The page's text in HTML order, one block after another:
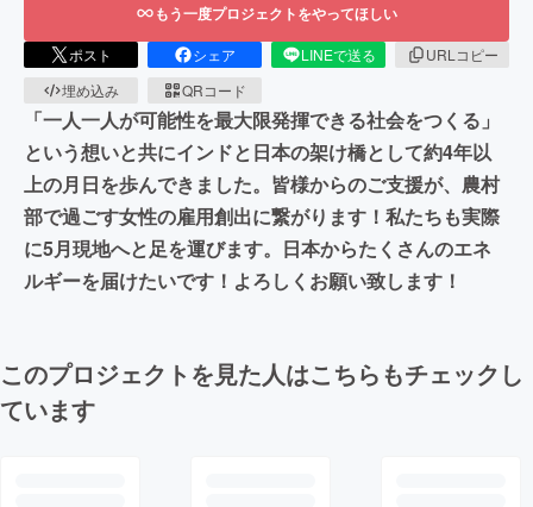
もう一度プロジェクトをやってほしい
ポスト シェア LINEで送る
URLコピー
埋め込み
QRコード
「一人一人が可能性を最大限発揮できる社会をつくる」
という想いと共にインドと日本の架け橋として約4年以
上の月日を歩んできました。皆様からのご支援が、農村
部で過ごす女性の雇用創出に繋がります！私たちも実際
に5月現地へと足を運びます。日本からたくさんのエネ
ルギーを届けたいです！よろしくお願い致します！
このプロジェクトを見た人はこちらもチェックし
ています